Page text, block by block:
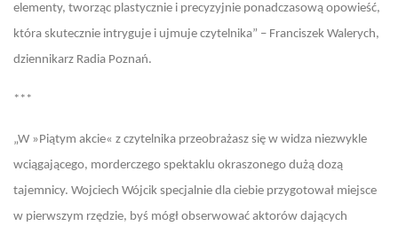
elementy, tworząc plastycznie i precyzyjnie ponadczasową opowieść,
która skutecznie intryguje i ujmuje czytelnika” – Franciszek Walerych,
dziennikarz Radia Poznań.
***
„W »Piątym akcie« z czytelnika przeobrażasz się w widza niezwykle
wciągającego, morderczego spektaklu okraszonego dużą dozą
tajemnicy. Wojciech Wójcik specjalnie dla ciebie przygotował miejsce
w pierwszym rzędzie, byś mógł obserwować aktorów dających